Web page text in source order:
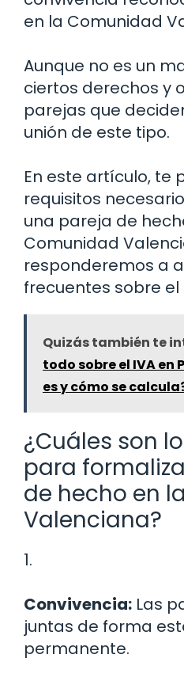
en la Comunidad
Aunque no es un
ciertos derechos y
parejas que
unión de este tipo.
En este artículo, te
requisitos
una pareja de
Comunidad
responderemos a
frecuentes sobre
Quizás también te
todo sobre el IVA en
es y cómo se
¿Cuáles son
para
de hecho en
Valenciana?
1.
Convivencia: Las
juntas de forma
permanente.